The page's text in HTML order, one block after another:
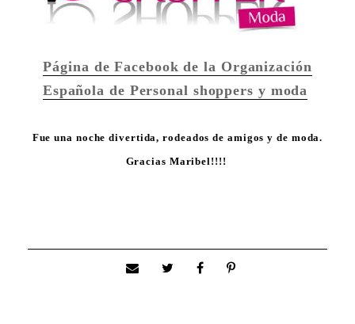
Página de Facebook de la Organización
Española de Personal shoppers y moda
Fue una noche divertida, rodeados de amigos y de moda.
Gracias Maribel!!!!